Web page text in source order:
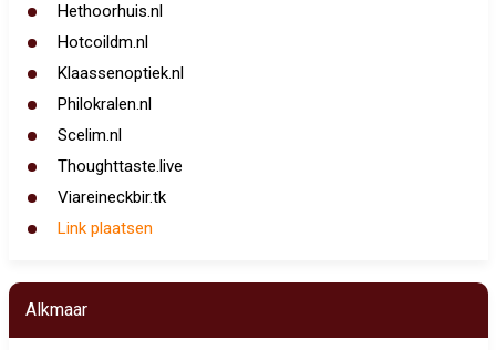
Hethoorhuis.nl
Hotcoildm.nl
Klaassenoptiek.nl
Philokralen.nl
Scelim.nl
Thoughttaste.live
Viareineckbir.tk
Link plaatsen
Alkmaar